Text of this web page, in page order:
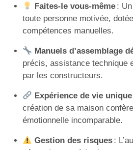
Faites-le vous-même: Un
toute personne motivée,
compétences manuelles.
Manuels d’assemblage
précis, assistance technique
par les constructeurs.
Expérience de vie unique
création de sa maison
émotionnelle incomparable.
Gestion des risques: